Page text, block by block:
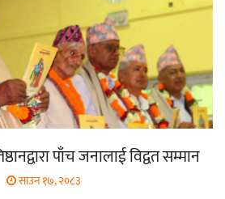
पाँच जनालाई विद्वत सम्मान
साउन १७, २०८३